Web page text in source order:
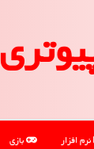
نرم افزار بازی